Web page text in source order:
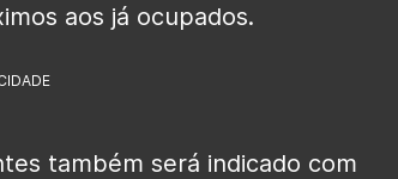
aos já ocupados.
também será indicado com